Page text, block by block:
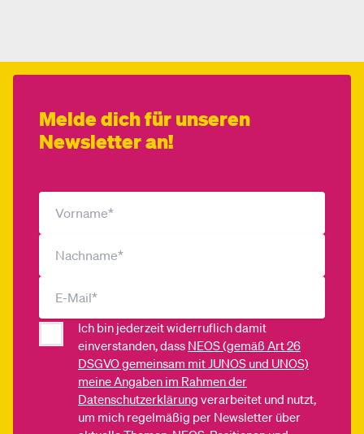
Melde dich für unseren
Newsletter an!
Ich bin jederzeit widerruflich damit
einverstanden, dass NEOS (gemäß Art 26
DSGVO gemeinsam mit JUNOS und UNOS)
meine Angaben im Rahmen der
Datenschutzerklärung verarbeitet und nutzt,
um mich regelmäßig per Newsletter über